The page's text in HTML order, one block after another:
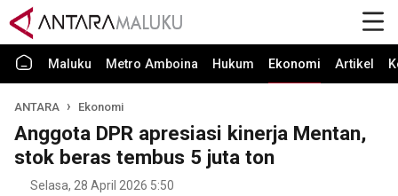
Maluku Metro Amboina Hukum Ekonomi Artikel
ANTARA Ekonomi
Anggota DPR apresiasi kinerja Mentan,
stok beras tembus 5 juta ton
Selasa, 28 April 2026 5:50